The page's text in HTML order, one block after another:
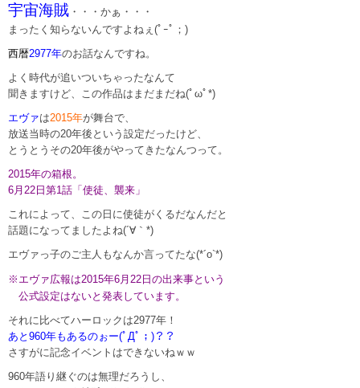
宇宙海賊 ・・・かぁ・・・
まったく知らないんですよねぇ(ﾟｰﾟ；)
西暦2977年のお話なんですね。
よく時代が追いついちゃったなんて
聞きますけど、この作品はまだまだね(ﾟωﾟ*)
エヴァは2015年が舞台で、
放送当時の20年後という設定だったけど、
とうとうその20年後がやってきたなんつって。
2015年の箱根。
6月22日第1話「使徒、襲来」
これによって、この日に使徒がくるだなんだと
話題になってましたよね(´∀｀*)
エヴァっ子のご主人もなんか言ってたな(*´o`*)
※エヴァ広報は2015年6月22日の出来事という
公式設定はないと発表しています。
それに比べてハーロックは2977年！
あと960年もあるのぉー(ﾟДﾟ；)？？
さすがに記念イベントはできないねｗｗ
960年語り継ぐのは無理だろうし、